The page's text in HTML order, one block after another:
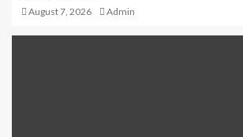
August 7, 2026 Admin